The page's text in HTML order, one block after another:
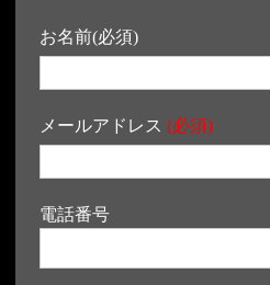
お名前(必須)
メールアドレス (必須)
電話番号